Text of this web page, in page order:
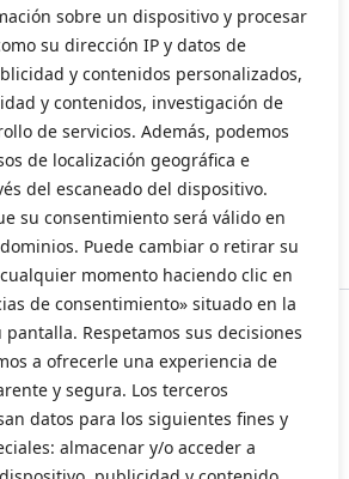
sobre un dispositivo y procesar
su dirección IP y datos de
y contenidos personalizados,
y contenidos, investigación de
de servicios. Además, podemos
de localización geográfica e
del escaneado del dispositivo.
su consentimiento será válido en
Puede cambiar o retirar su
momento haciendo clic en
de consentimiento» situado en la
Respetamos sus decisiones
a ofrecerle una experiencia de
y segura. Los terceros
datos para los siguientes fines y
almacenar y/o acceder a